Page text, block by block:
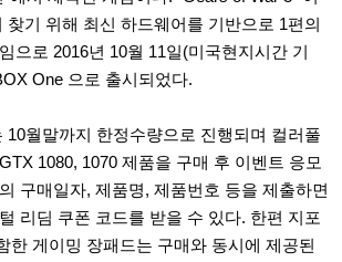
찾기 위해 최신 하드웨어를 기반으로 1편의
으로 2016년 10월 11일(미국현지시간 기
One 으로 출시되었다.
10월말까지 한정수량으로 진행되며 컬러풀
1080, 1070 제품을 구매 후 이벤트 응모
구매일자, 제품명, 제품번호 등을 제출하면
리딤 쿠폰 코드를 받을 수 있다. 한편 지포
한 게이밍 장패드는 구매와 동시에 제공된